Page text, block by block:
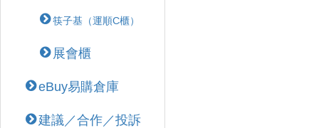
筷子基（運順C櫃）
展會櫃
eBuy易購倉庫
建議／合作／投訴